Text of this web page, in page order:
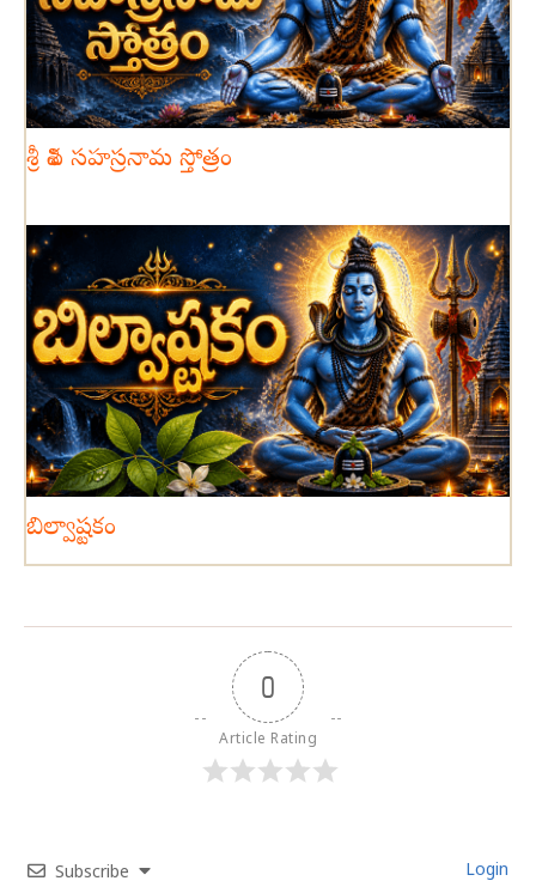
శ్రీ శివ సహస్రనామ స్తోత్రం
బిల్వాష్టకం
0
Article Rating
Subscribe Login